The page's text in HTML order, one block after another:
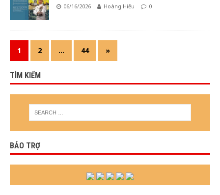
06/16/2026 Hoàng Hiếu 0
1 2 … 44 »
TÌM KIẾM
BẢO TRỢ